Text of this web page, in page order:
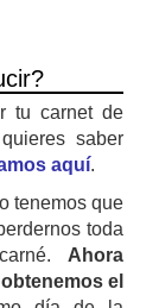
tu carnet de
saber
aquí.
tenemos que
toda
Ahora
el